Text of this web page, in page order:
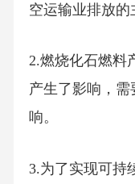
空运输业排放的
2.燃烧化石燃料
产生了影响，
响。
3.为了实现可持